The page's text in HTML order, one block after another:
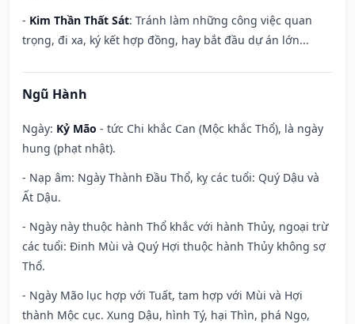
- Kim Thần Thất Sát: Tránh làm những công việc quan
trọng, đi xa, ký kết hợp đồng, hay bắt đầu dự án lớn...
Ngũ Hành
Ngày: Kỷ Mão - tức Chi khắc Can (Mộc khắc Thổ), là ngày
hung (phạt nhật).
- Nạp âm: Ngày Thành Đầu Thổ, kỵ các tuổi: Quý Dậu và
Ất Dậu.
- Ngày này thuộc hành Thổ khắc với hành Thủy, ngoại trừ
các tuổi: Đinh Mùi và Quý Hợi thuộc hành Thủy không sợ
Thổ.
- Ngày Mão lục hợp với Tuất, tam hợp với Mùi và Hợi
thành Mộc cục. Xung Dậu, hình Tý, hại Thìn, phá Ngọ,